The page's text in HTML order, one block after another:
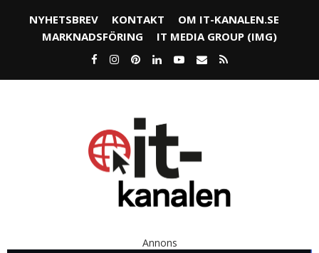
NYHETSBREV KONTAKT
OM IT-KANALEN.SE
MARKNADSFÖRING
IT MEDIA GROUP (IMG)
Annons